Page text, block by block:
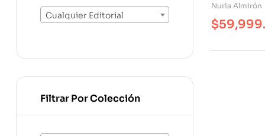
Nuria Almirón
$
Cualquier Editorial
Filtrar Por Colección